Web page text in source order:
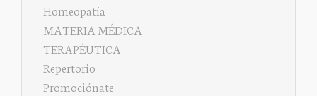
Homeopatía
MATERIA MÉDICA
TERAPÉUTICA
Repertorio
Promociónate